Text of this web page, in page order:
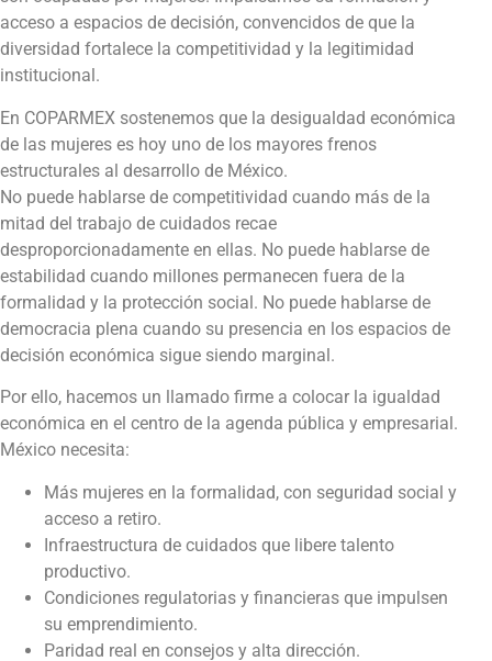
acceso a espacios de decisión, convencidos de que la
diversidad fortalece la competitividad y la legitimidad
institucional.
En COPARMEX sostenemos que la desigualdad económica
de las mujeres es hoy uno de los mayores frenos
estructurales al desarrollo de México.
No puede hablarse de competitividad cuando más de la
mitad del trabajo de cuidados recae
desproporcionadamente en ellas. No puede hablarse de
estabilidad cuando millones permanecen fuera de la
formalidad y la protección social. No puede hablarse de
democracia plena cuando su presencia en los espacios de
decisión económica sigue siendo marginal.
Por ello, hacemos un llamado firme a colocar la igualdad
económica en el centro de la agenda pública y empresarial.
México necesita:
Más mujeres en la formalidad, con seguridad social y
acceso a retiro.
Infraestructura de cuidados que libere talento
productivo.
Condiciones regulatorias y financieras que impulsen
su emprendimiento.
Paridad real en consejos y alta dirección.